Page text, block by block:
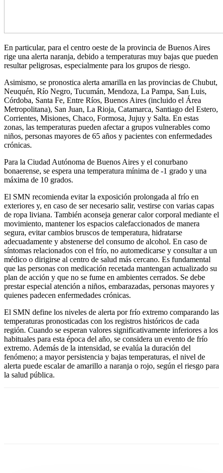
En particular, para el centro oeste de la provincia de Buenos Aires
rige una alerta naranja, debido a temperaturas muy bajas que pueden
resultar peligrosas, especialmente para los grupos de riesgo.
Asimismo, se pronostica alerta amarilla en las provincias de Chubut,
Neuquén, Río Negro, Tucumán, Mendoza, La Pampa, San Luis,
Córdoba, Santa Fe, Entre Ríos, Buenos Aires (incluido el Área
Metropolitana), San Juan, La Rioja, Catamarca, Santiago del Estero,
Corrientes, Misiones, Chaco, Formosa, Jujuy y Salta. En estas
zonas, las temperaturas pueden afectar a grupos vulnerables como
niños, personas mayores de 65 años y pacientes con enfermedades
crónicas.
Para la Ciudad Autónoma de Buenos Aires y el conurbano
bonaerense, se espera una temperatura mínima de -1 grado y una
máxima de 10 grados.
El SMN recomienda evitar la exposición prolongada al frío en
exteriores y, en caso de ser necesario salir, vestirse con varias capas
de ropa liviana. También aconseja generar calor corporal mediante el
movimiento, mantener los espacios calefaccionados de manera
segura, evitar cambios bruscos de temperatura, hidratarse
adecuadamente y abstenerse del consumo de alcohol. En caso de
síntomas relacionados con el frío, no automedicarse y consultar a un
médico o dirigirse al centro de salud más cercano. Es fundamental
que las personas con medicación recetada mantengan actualizado su
plan de acción y que no se fume en ambientes cerrados. Se debe
prestar especial atención a niños, embarazadas, personas mayores y
quienes padecen enfermedades crónicas.
El SMN define los niveles de alerta por frío extremo comparando las
temperaturas pronosticadas con los registros históricos de cada
región. Cuando se esperan valores significativamente inferiores a los
habituales para esta época del año, se considera un evento de frío
extremo. Además de la intensidad, se evalúa la duración del
fenómeno; a mayor persistencia y bajas temperaturas, el nivel de
alerta puede escalar de amarillo a naranja o rojo, según el riesgo para
la salud pública.